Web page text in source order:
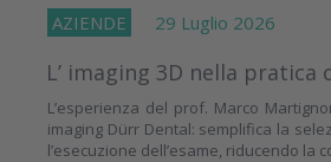
AZIENDE 29 Luglio 2026
L’ imaging 3D nella pratica
L’esperienza del prof. Marco
imaging Dürr Dental: semplifica la
l’esecuzione dell’esame, riducendo la